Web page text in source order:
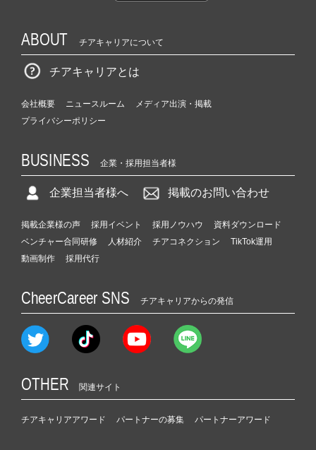
ABOUT チアキャリアについて
チアキャリアとは
会社概要 ニュースルーム
メディア出演・掲載
プライバシーポリシー
BUSINESS 企業・採用担当者様
企業担当者様へ 掲載のお問い合わせ
掲載企業様の声 採用イベント 採用ノウハウ
資料ダウンロード
ベンチャー合同研修
人材紹介 チアコネクション
TikTok運用
動画制作
採用代行
CheerCareer SNS チアキャリアからの発信
OTHER 関連サイト
チアキャリアアワード パートナーの募集 パートナーアワード